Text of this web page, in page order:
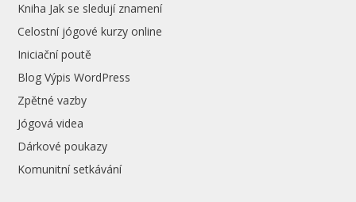
Kniha Jak se sledují znamení
Celostní jógové kurzy online
Iniciační poutě
Blog Výpis WordPress
Zpětné vazby
Jógová videa
Dárkové poukazy
Komunitní setkávání